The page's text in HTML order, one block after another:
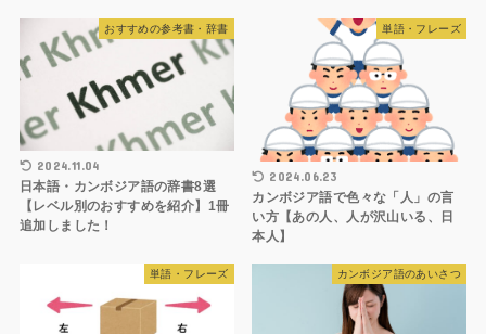
おすすめの参考書・辞書
2024.11.04
日本語・カンボジア語の辞書8選
【レベル別のおすすめを紹介】1冊
追加しました！
単語・フレーズ
2024.06.23
カンボジア語で色々な「人」の言
い方【あの人、人が沢山いる、日
本人】
単語・フレーズ カンボジア語のあいさつ